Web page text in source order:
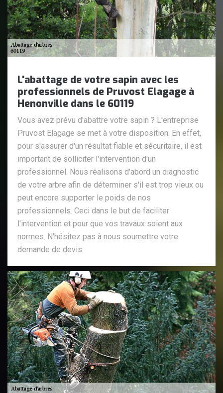
L'abattage de votre sapin avec les
professionnels de Pruvost Elagage à
Henonville dans le 60119
Vous avez prévu d'abattre votre sapin ? L'entreprise
Pruvost Elagage se met à votre disposition. En effet,
pour s'assurer d'un résultat fiable et sécuritaire, il est
important de solliciter l'intervention d'un
professionnel. Nous réalisons d'abord un diagnostic
de votre arbre afin de déterminer s'il est trop vieux ou
peut encore supporter le poids de nos
professionnels. Ceci dans le but de faciliter
l'intervention et pour que vos travaux soient aux
normes. N'hésitez pas à nous soumettre votre
demande de devis.